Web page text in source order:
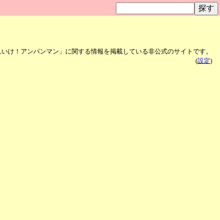
いけ！アンパンマン」に関する情報を掲載している非公式のサイトです。
(設定)